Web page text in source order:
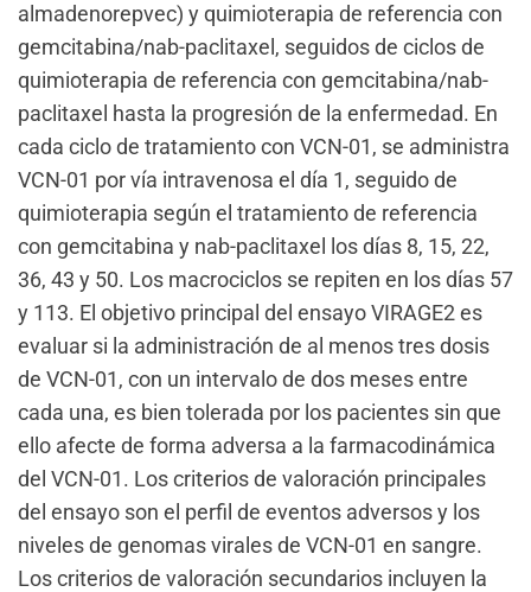
almadenorepvec) y quimioterapia de referencia con
gemcitabina/nab-paclitaxel, seguidos de ciclos de
quimioterapia de referencia con gemcitabina/nab-
paclitaxel hasta la progresión de la enfermedad. En
cada ciclo de tratamiento con VCN-01, se administra
VCN-01 por vía intravenosa el día 1, seguido de
quimioterapia según el tratamiento de referencia
con gemcitabina y nab-paclitaxel los días 8, 15, 22,
36, 43 y 50. Los macrociclos se repiten en los días 57
y 113. El objetivo principal del ensayo VIRAGE2 es
evaluar si la administración de al menos tres dosis
de VCN-01, con un intervalo de dos meses entre
cada una, es bien tolerada por los pacientes sin que
ello afecte de forma adversa a la farmacodinámica
del VCN-01. Los criterios de valoración principales
del ensayo son el perfil de eventos adversos y los
niveles de genomas virales de VCN-01 en sangre.
Los criterios de valoración secundarios incluyen la